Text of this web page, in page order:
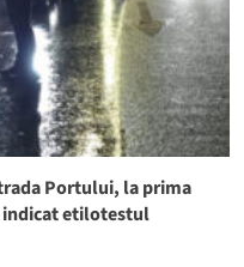
Portului, la prima
indicat etilotestul